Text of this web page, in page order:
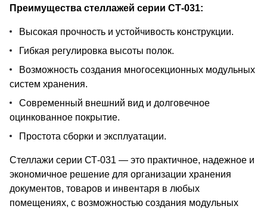
Преимущества стеллажей серии СТ-031:
Высокая прочность и устойчивость конструкции.
Гибкая регулировка высоты полок.
Возможность создания многосекционных модульных
систем хранения.
Современный внешний вид и долговечное
оцинкованное покрытие.
Простота сборки и эксплуатации.
Стеллажи серии СТ-031 — это практичное, надежное и
экономичное решение для организации хранения
документов, товаров и инвентаря в любых
помещениях, с возможностью создания модульных